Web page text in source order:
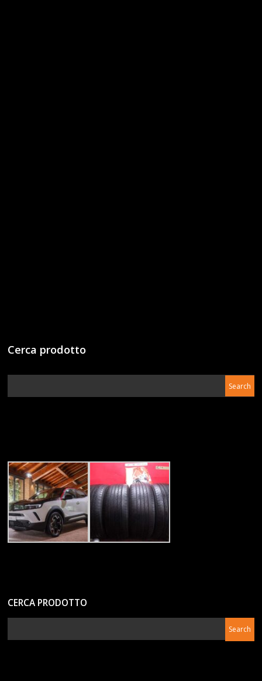
Cerca prodotto
CERCA PRODOTTO